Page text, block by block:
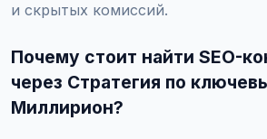
и скрытых комиссий.
Почему стоит найти SEO-
через Стратегия по
Миллирион?